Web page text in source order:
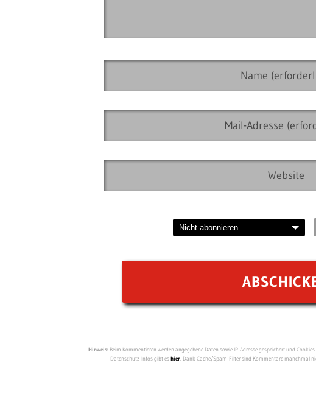
Hinweis:Beim Kommentieren werden angegebene Daten sowie IP-Adresse gespeichert und
Datenschutz-Infos gibt eshier. Dank Cache/Spam-Filter sind Kommentare manchmal